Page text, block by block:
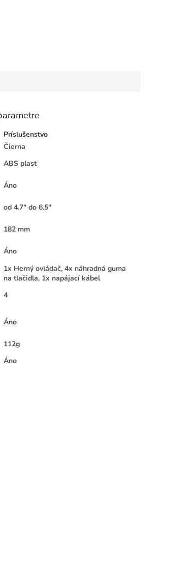
Príslušenstvo
Čierna
ABS plast
Áno
od 4.7" do 6.5"
182 mm
Áno
1x Herný ovládač, 4x náhradná guma
na tlačidla, 1x napájací kábel
4
Áno
112g
Áno